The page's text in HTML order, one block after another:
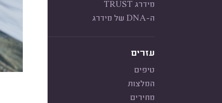
מידרג TRUST
ה-DNA של מידרג
עזרים
טיפים
המלצות
מחירים